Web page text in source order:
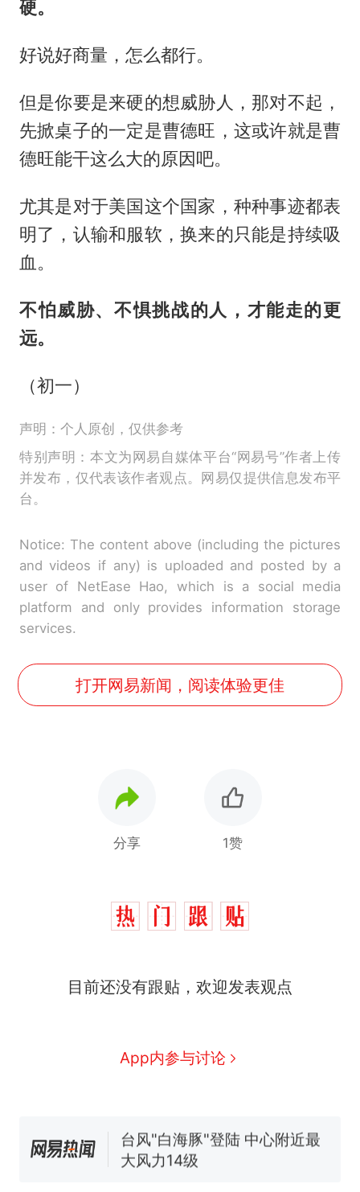
硬。
好说好商量，怎么都行。
但是你要是来硬的想威胁人，那对不起，
先掀桌子的一定是曹德旺，这或许就是曹
德旺能干这么大的原因吧。
尤其是对于美国这个国家，种种事迹都表
明了，认输和服软，换来的只能是持续吸
血。
不怕威胁、不惧挑战的人，才能走的更
远。
（初一）
声明：个人原创，仅供参考
特别声明：本文为网易自媒体平台“网易号”作者上传
并发布，仅代表该作者观点。网易仅提供信息发布平
台。
Notice: The content above (including the pictures
and videos if any) is uploaded and posted by a
user of NetEase Hao, which is a social media
platform and only provides information storage
services.
打开网易新闻，阅读体验更佳
分享 1赞
目前还没有跟贴，欢迎发表观点
App内参与讨论
热
十多万人报名的考试，成绩
家，刚改国名，总统就邀请中
了……
视频丨只要一枚命中就能让航
台风"白海豚"登陆 中心附近最
大风力14级